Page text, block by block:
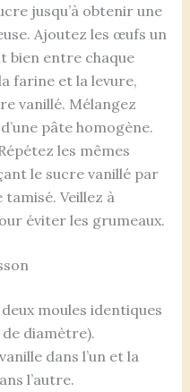
jusqu’à obtenir une
Ajoutez les œufs un
bien entre chaque
farine et la levure,
vanillé. Mélangez
pâte homogène.
les mêmes
le sucre vanillé par
Veillez à
éviter les grumeaux.
moules identiques
diamètre).
dans l’un et la
l’autre.